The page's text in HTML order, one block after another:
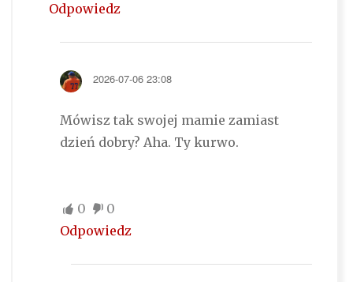
Odpowiedz
2026-07-06 23:08
Mówisz tak swojej mamie zamiast
dzień dobry? Aha. Ty kurwo.
0
0
Odpowiedz